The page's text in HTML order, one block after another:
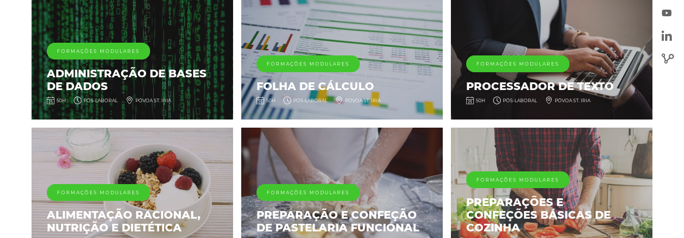
FORMAÇÕES MODULARES
ADMINISTRAÇÃO DE BASES
DE DADOS
50H PÓS-LABORAL PÓVOA ST. IRIA
FORMAÇÕES MODULARES
FOLHA DE CÁLCULO
50H PÓS-LABORAL PÓVOA ST. IRIA
FORMAÇÕES MODULARES
PROCESSADOR DE TEXTO
50H PÓS-LABORAL PÓVOA ST. IRIA
FORMAÇÕES MODULARES
ALIMENTAÇÃO RACIONAL,
NUTRIÇÃO E DIETÉTICA
FORMAÇÕES MODULARES
PREPARAÇÃO E CONFEÇÃO
DE PASTELARIA FUNCIONAL
FORMAÇÕES MODULARES
PREPARAÇÕES E
CONFEÇÕES BÁSICAS DE
COZINHA